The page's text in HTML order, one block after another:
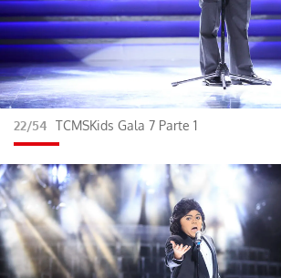
22/54 TCMSKids Gala 7 Parte 1